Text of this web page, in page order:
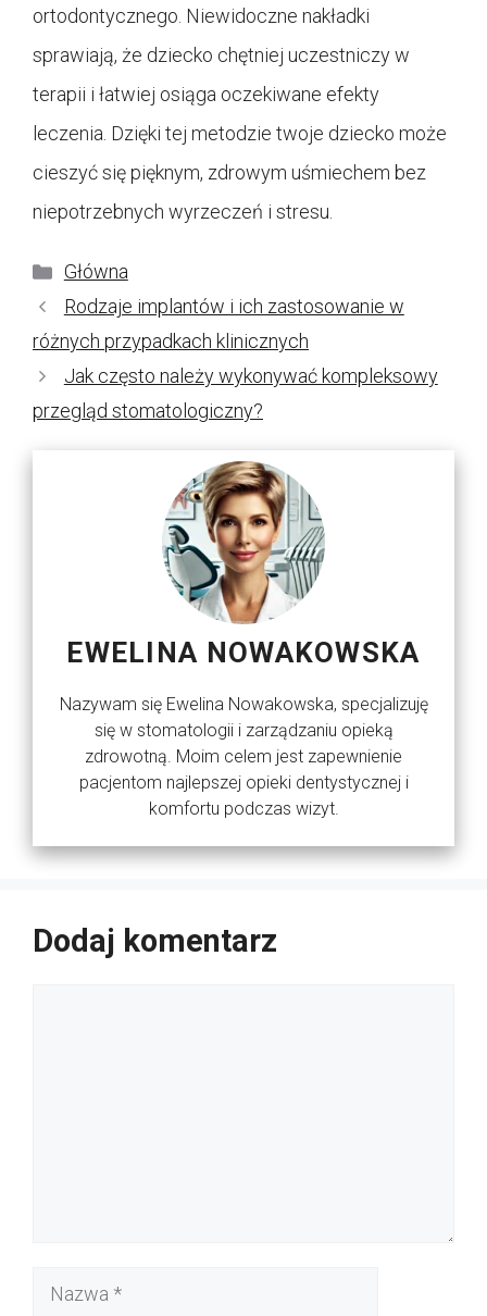
ortodontycznego. Niewidoczne nakładki
sprawiają, że dziecko chętniej uczestniczy w
terapii i łatwiej osiąga oczekiwane efekty
leczenia. Dzięki tej metodzie twoje dziecko może
cieszyć się pięknym, zdrowym uśmiechem bez
niepotrzebnych wyrzeczeń i stresu.
Kategorie
Główna
Rodzaje implantów i ich zastosowanie w
różnych przypadkach klinicznych
Jak często należy wykonywać kompleksowy
przegląd stomatologiczny?
EWELINA NOWAKOWSKA
Nazywam się Ewelina Nowakowska, specjalizuję
się w stomatologii i zarządzaniu opieką
zdrowotną. Moim celem jest zapewnienie
pacjentom najlepszej opieki dentystycznej i
komfortu podczas wizyt.
Dodaj komentarz
Nazwa